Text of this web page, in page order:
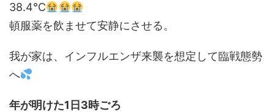
38.4℃
頓服薬を飲ませて安静にさせる。
我が家は、インフルエンザ来襲を想定して臨戦態勢
へ
年が明けた1日3時ごろ